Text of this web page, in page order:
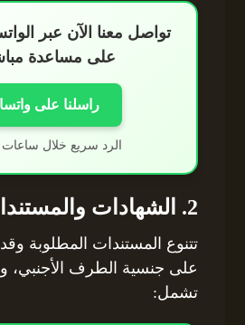
تواصل معنا الآن عبر
على مساعدة
راسلنا على
الرد سريع خلال ساعات
2. الشهادات والمستندات المطلوبة
تتنوع المستندات المطلوبة وقد
على جنسية الطرف الأجنبي،
تشمل: